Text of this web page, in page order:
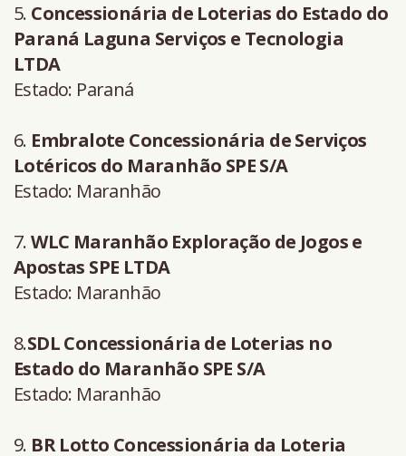
5. Concessionária de Loterias do Estado do
Paraná Laguna Serviços e Tecnologia
LTDA
Estado: Paraná
6. Embralote Concessionária de Serviços
Lotéricos do Maranhão SPE S/A
Estado: Maranhão
7.WLC Maranhão Exploração de Jogos e
Apostas SPE LTDA
Estado: Maranhão
8.SDL Concessionária de Loterias no
Estado do Maranhão SPE S/A
Estado: Maranhão
9. BR Lotto Concessionária da Loteria